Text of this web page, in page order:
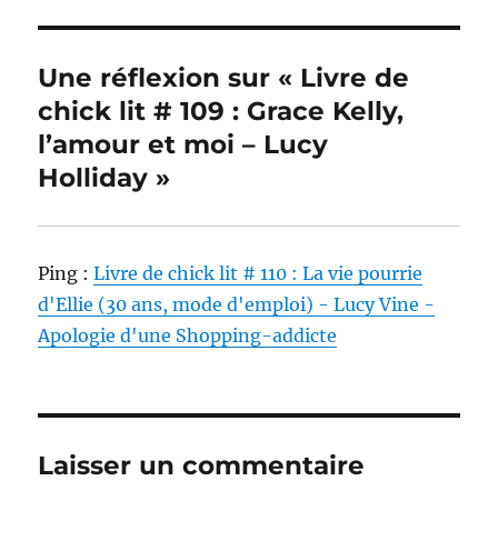
Une réflexion sur « Livre de
chick lit # 109 : Grace Kelly,
l’amour et moi – Lucy
Holliday »
Ping :Livre de chick lit # 110 : La vie pourrie
d'Ellie (30 ans, mode d'emploi) - Lucy Vine -
Apologie d'une Shopping-addicte
Laisser un commentaire